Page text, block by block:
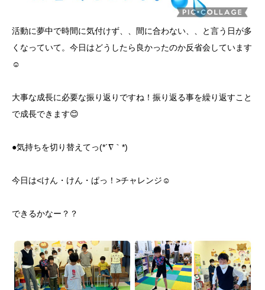
活動に夢中で時間に気付けず、、間に合わない、、と言う日が多
くなっていて。今日はどうしたら良かったのか反省会しています
☺️
大事な成長に必要な振り返りですね！振り返る事を繰り返すこと
で成長できます😊
●気持ちを切り替えてっ(*´∇｀*)
今日は<けん・けん・ぱっ！>チャレンジ☺️
できるかなー？？